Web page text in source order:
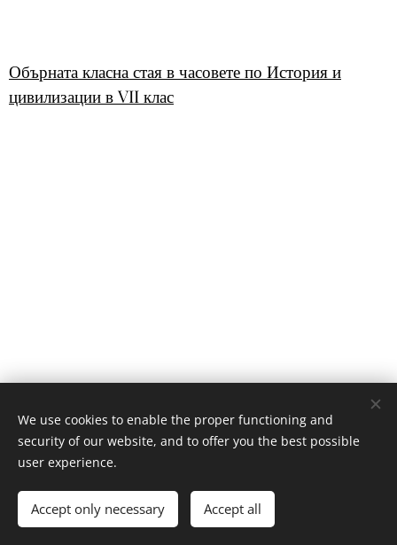
Обърната класна стая в часовете по История и
цивилизации в VII клас
© 2020ОУ"Христо Ботев"- гр.Бургас , кв.Ветрен
Powered by
Webnode Cookies
We use cookies to enable the proper functioning and
security of our website, and to offer you the best possible
user experience.
Accept only necessary Accept all